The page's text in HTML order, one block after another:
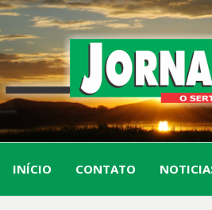
INÍCIO CONTATO